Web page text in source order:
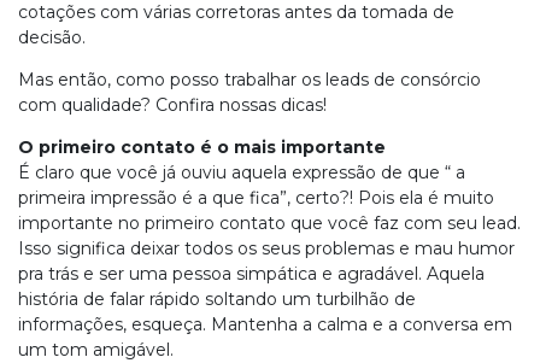
cotações com várias corretoras antes da tomada de
decisão.
Mas então, como posso trabalhar os leads de consórcio
com qualidade? Confira nossas dicas!
O primeiro contato é o mais importante
É claro que você já ouviu aquela expressão de que “ a
primeira impressão é a que fica”, certo?! Pois ela é muito
importante no primeiro contato que você faz com seu lead.
Isso significa deixar todos os seus problemas e mau humor
pra trás e ser uma pessoa simpática e agradável. Aquela
história de falar rápido soltando um turbilhão de
informações, esqueça. Mantenha a calma e a conversa em
um tom amigável.